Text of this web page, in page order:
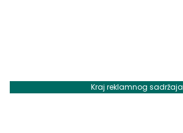
Kraj reklamnog sadržaja